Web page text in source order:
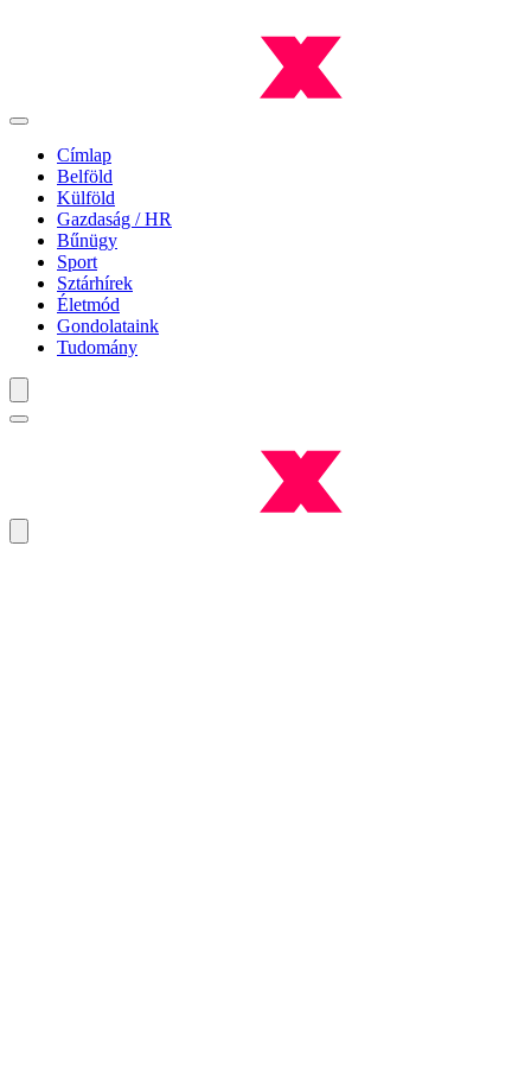
Címlap
Belföld
Külföld
Gazdaság / HR
Bűnügy
Sport
Sztárhírek
Életmód
Gondolataink
Tudomány